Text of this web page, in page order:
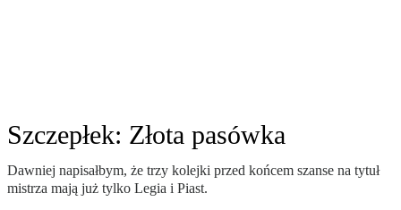
Szczepłek: Złota pasówka
Dawniej napisałbym, że trzy kolejki przed końcem szanse na tytuł
mistrza mają już tylko Legia i Piast.